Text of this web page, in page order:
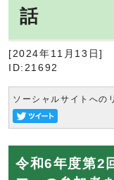
話
[2024年11月13日]
ID:21692
ソーシャルサイトへの
令和6年度第2